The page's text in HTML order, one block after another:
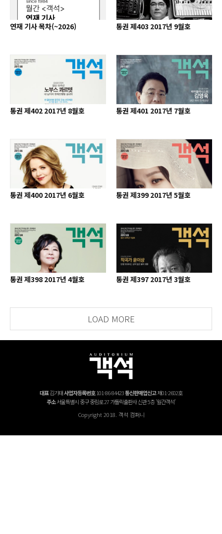
연재 기사 목차(~2026) 통권 제403 2017년 9월호
통권 제402 2017년 8월호 통권 제401 2017년 7월호
통권 제400 2017년 6월호 통권 제399 2017년 5월호
통권 제398 2017년 4월호 통권 제397 2017년 3월호
LOAD MORE
대표김기태사업자등록번호101-86-84423통신판매업신고제01-2602호
주소서울특별시 중구 중림로 27 가톨릭출판사 신관 5층 '월간객석'
Copyright 2018. 객석 컴퍼니